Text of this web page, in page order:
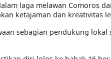
laga melawan Comoros
ketajaman dan
sebagian pendukung